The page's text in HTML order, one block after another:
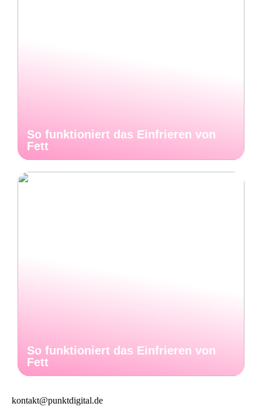
So funktioniert das Einfrieren von
Fett
So funktioniert das Einfrieren von
Fett
kontakt@punktdigital.de